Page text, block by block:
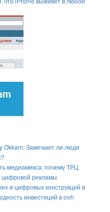
Okkam: Замечают ли люди
медиамикса: почему ТРЦ
цифровой рекламы
и цифровых конструкций в
инвестиций в ooh